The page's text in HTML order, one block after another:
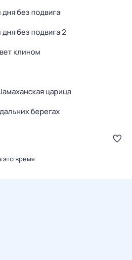
без подвига
без подвига 2
клином
царица
берегах
это время